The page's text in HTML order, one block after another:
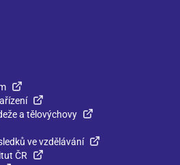
a tělovýchovy
ve vzdělávání
ČR